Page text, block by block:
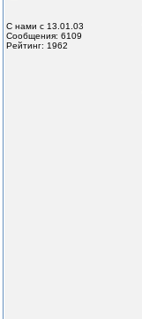
С нами с 13.01.03
Сообщения: 6109
Рейтинг: 1962